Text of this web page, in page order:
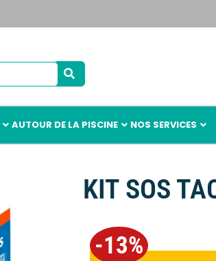
AUTOUR DE LA PISCINE NOS SERVICES
KIT SOS
-13%